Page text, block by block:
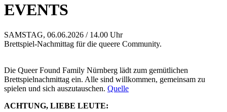
EVENTS
SAMSTAG, 06.06.2026 / 14.00 Uhr
Brettspiel-Nachmittag für die queere Community.
Die Queer Found Family Nürnberg lädt zum gemütlichen
Brettspielnachmittag ein. Alle sind willkommen, gemeinsam zu
spielen und sich auszutauschen. Quelle
ACHTUNG, LIEBE LEUTE: